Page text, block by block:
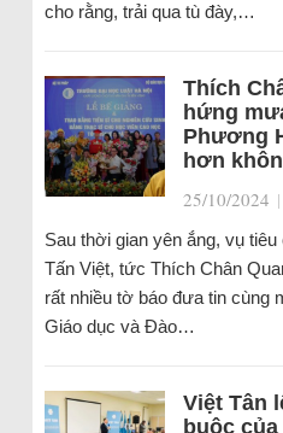
cho rằng, trải qua tù đày,…
Thích
hứng
Phương
hơn
25/10/2024 |
Sau thời gian yên ắng, vụ
Tấn Việt, tức Thích Chân
rất nhiều tờ báo đưa tin cùng
Giáo dục và Đào…
Việt Tân
buộc